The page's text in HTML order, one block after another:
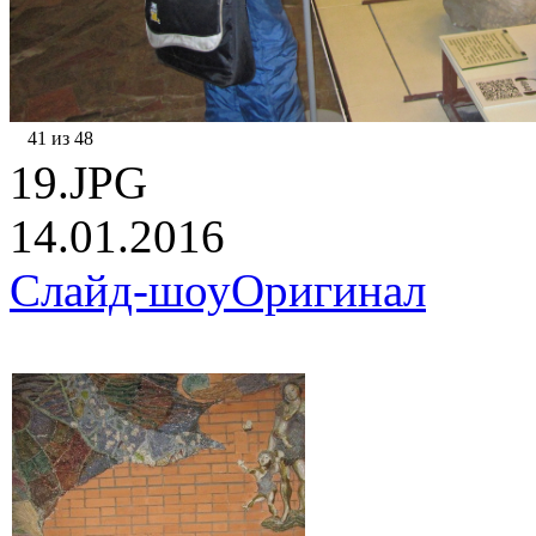
41 из 48
19.JPG
14.01.2016
Слайд-шоуОригинал